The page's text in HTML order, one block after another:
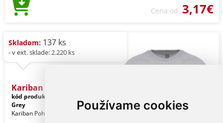
Používame cookies
Cena od 3,17€
Skladom: 137 ks
- v ext. sklade: 2.220 ks
Kariban Bio150ic Men's Ro
kód produktu:
Grey
Kariban Pohlavie: Muži